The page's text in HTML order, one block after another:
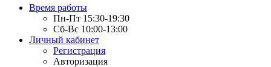
Время работы
Пн-Пт 15:30-19:30
Сб-Вс 10:00-13:00
Личный кабинет
Регистрация
Авторизация